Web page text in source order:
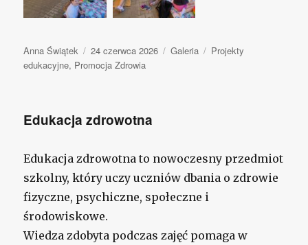
Autor
Anna Świątek Opublikowano
24 czerwca 2026
Format
Galeria Kategorie
Projekty
edukacyjne, Promocja Zdrowia
Edukacja zdrowotna
Edukacja zdrowotna to nowoczesny przedmiot
szkolny, który uczy uczniów dbania o zdrowie
fizyczne, psychiczne, społeczne i
środowiskowe.
Wiedza zdobyta podczas zajęć pomaga w